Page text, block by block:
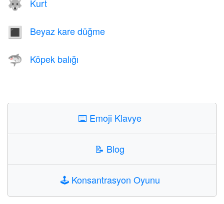
🐺 Kurt
🔳 Beyaz kare düğme
🦈 Köpek balığı
⌨️ Emoji Klavye
📝 Blog
🕹️ Konsantrasyon Oyunu